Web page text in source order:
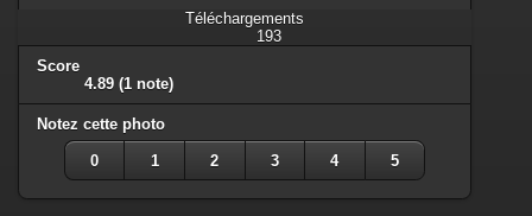
Téléchargements
193
Score
4.89 (1 note)
Notez cette photo
0 1 2 3 4 5